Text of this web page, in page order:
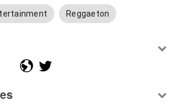
Reggaeton